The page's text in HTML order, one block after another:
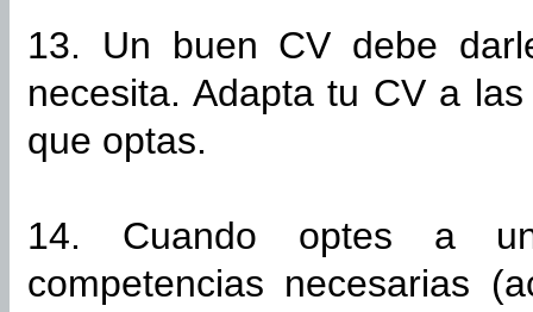
13. Un buen CV debe
necesita. Adapta tu CV a
que optas.
14. Cuando optes a
competencias necesarias